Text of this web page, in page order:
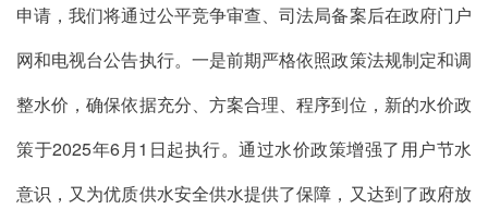
申请，我们将通过公平竞争审查、司法局备案后在政府门户
网和电视台公告执行。一是前期严格依照政策法规制定和调
整水价，确保依据充分、方案合理、程序到位，新的水价政
策于2025年6月1 日起执行。通过水价政策增强了用户节水
意识，又为优质供水安全供水提供了保障， 又达到了政府放